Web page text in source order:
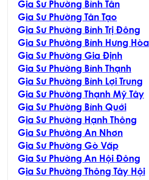
Gia Sư Phường Bình Tân
Gia Sư Phường Tân Tạo
Gia Sư Phường Bình Trị Đông
Gia Sư Phường Bình Hưng Hòa
Gia Sư Phường Gia Định
Gia Sư Phường Bình Thạnh
Gia Sư Phường Bình Lợi Trung
Gia Sư Phường Thạnh Mỹ Tây
Gia Sư Phường Bình Quới
Gia Sư Phường Hạnh Thông
Gia Sư Phường An Nhơn
Gia Sư Phường Gò Vấp
Gia Sư Phường An Hội Đông
Gia Sư Phường Thông Tây Hội